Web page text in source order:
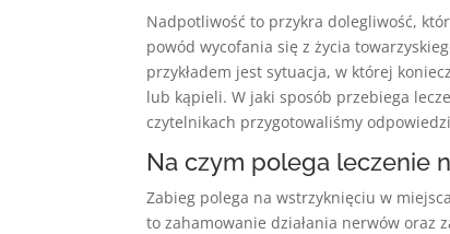
Nadpotliwość to przykra dolegliwość,
powód wycofania się z życia
przykładem jest sytuacja, w której
lub kąpieli. W jaki sposób przebiega
czytelnikach przygotowaliśmy
Na czym polega leczenie
Zabieg polega na wstrzyknięciu w
to zahamowanie działania nerwów oraz